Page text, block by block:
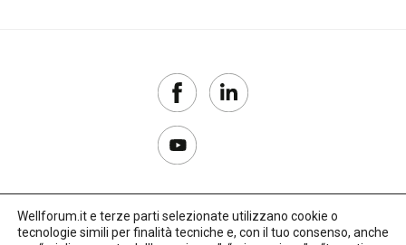
Wellforum.it e terze parti selezionate utilizzano cookie o
tecnologie simili per finalità tecniche e, con il tuo consenso, anche